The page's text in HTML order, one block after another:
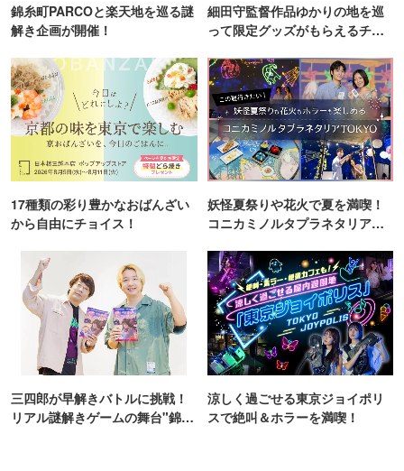
錦糸町PARCOと楽天地を巡る謎
解き企画が開催！
細田守監督作品ゆかりの地を巡
って限定グッズがもらえるチャ
17種類の彩り豊かなおばんざい
から自由にチョイス！
妖怪夏祭りや花火で夏を満喫！
コニカミノルタプラネタリア
三四郎が早解きバトルに挑戦！
リアル謎解きゲームの舞台"錦糸
涼しく過ごせる東京ジョイポリ
スで絶叫＆ホラーを満喫！